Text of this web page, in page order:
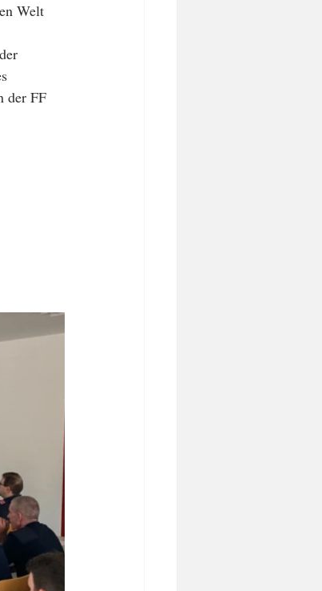
Welt
der FF